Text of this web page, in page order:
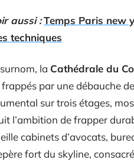
aussi :Temps Paris new
techniques
la Cathédrale du
par une débauche
sur trois étages,
l’ambition de frapper
cabinets d’avocats,
fort du skyline,